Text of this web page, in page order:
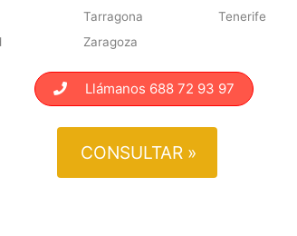
Tarragona Tenerife
Zaragoza
Llámanos 688 72 93 97
CONSULTAR »